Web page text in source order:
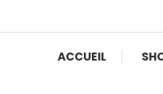
ACCUEIL